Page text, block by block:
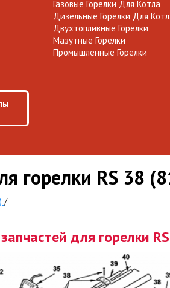
Газовые Горелки Для Котла
Дизельные Горелки Для
Двухтопливные Горелки
Мазутные Горелки
Промышленные Горелки
горелки RS 38
/
для горелки